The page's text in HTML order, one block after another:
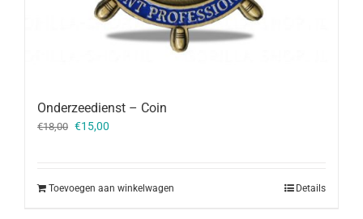
Onderzeedienst – Coin
€18,00 Oorspronkelijke
€15,00
Toevoegen aan winkelwagen Details